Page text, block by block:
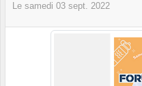
Le samedi 03 sept. 2022